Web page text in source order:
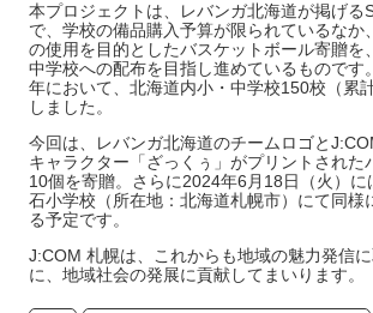
本プロジェクトは、レバンガ北海道が掲げる
で、学校の備品購入予算が限られているなか
の使用を目的としたバスケットボール寄贈を
中学校への配布を目指し進めているものです
年において、北海道内小・中学校150校（累
しました。
今回は、レバンガ北海道のチームロゴと
キャラクター「ざっくぅ」がプリントされた
10個を寄贈。さらに2024年6月18日（火）に
石小学校（所在地：北海道札幌市）にて同様
る予定です。
J:COM 札幌は、これからも地域の魅力発信
に、地域社会の発展に貢献してまいります。